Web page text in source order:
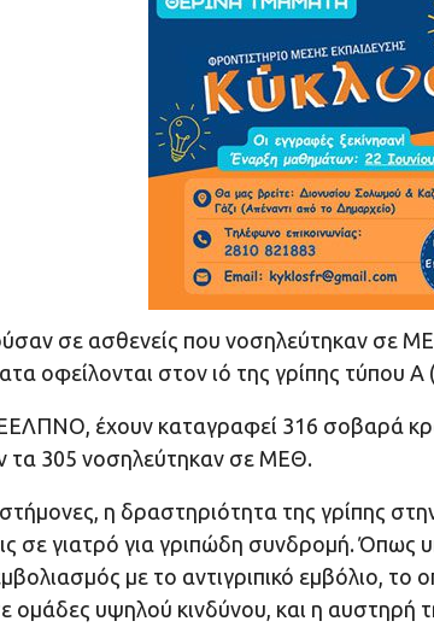
σε ασθενείς που νοσηλεύτηκαν σε
οφείλονται στον ιό της γρίπης τύπου
έχουν καταγραφεί 316 σοβαρά
τα 305 νοσηλεύτηκαν σε ΜΕΘ.
η δραστηριότητα της γρίπης
σε γιατρό για γριπώδη συνδρομή. Όπως
με το αντιγριπικό εμβόλιο, το
ομάδες υψηλού κινδύνου, και η αυστηρή